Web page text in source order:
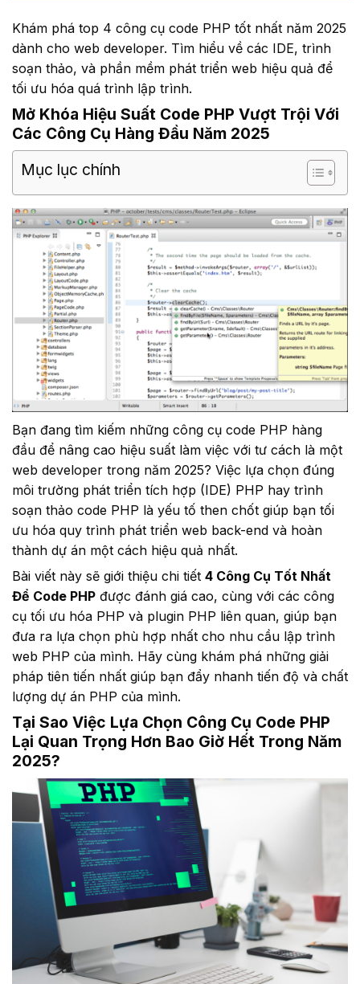
Khám phá top 4 công cụ code PHP tốt nhất năm 2025
dành cho web developer. Tìm hiểu về các IDE, trình
soạn thảo, và phần mềm phát triển web hiệu quả để
tối ưu hóa quá trình lập trình.
Mở Khóa Hiệu Suất Code PHP Vượt Trội Với
Các Công Cụ Hàng Đầu Năm 2025
Mục lục chính
Bạn đang tìm kiếm những công cụ code PHP hàng
đầu để nâng cao hiệu suất làm việc với tư cách là một
web developer trong năm 2025? Việc lựa chọn đúng
môi trường phát triển tích hợp (IDE) PHP hay trình
soạn thảo code PHP là yếu tố then chốt giúp bạn tối
ưu hóa quy trình phát triển web back-end và hoàn
thành dự án một cách hiệu quả nhất.
Bài viết này sẽ giới thiệu chi tiết 4 Công Cụ Tốt Nhất
Để Code PHP được đánh giá cao, cùng với các công
cụ tối ưu hóa PHP và plugin PHP liên quan, giúp bạn
đưa ra lựa chọn phù hợp nhất cho nhu cầu lập trình
web PHP của mình. Hãy cùng khám phá những giải
pháp tiên tiến nhất giúp bạn đẩy nhanh tiến độ và chất
lượng dự án PHP của mình.
Tại Sao Việc Lựa Chọn Công Cụ Code PHP
Lại Quan Trọng Hơn Bao Giờ Hết Trong Năm
2025?